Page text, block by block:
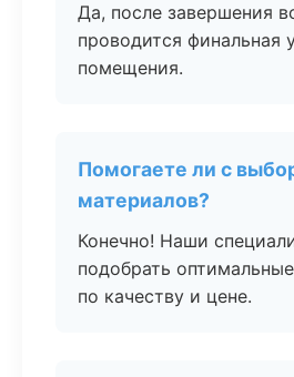
Да, после завершения
проводится финальная
помещения.
Помогаете ли с
материалов?
Конечно! Наши
подобрать
по качеству и цене.